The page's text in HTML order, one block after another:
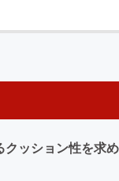
ッション性を求